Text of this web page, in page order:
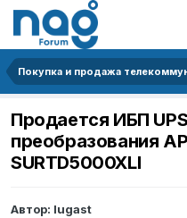
Продается ИБП
преобразования
SURTD5000XLI
Автор: lugast